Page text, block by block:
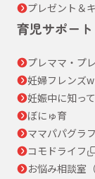
プレゼント＆
育児サポート
プレママ・プ
妊婦フレンズ
妊娠中に知っ
ぼにゅ育
ママパパグラフ
コモドライフ
お悩み相談室